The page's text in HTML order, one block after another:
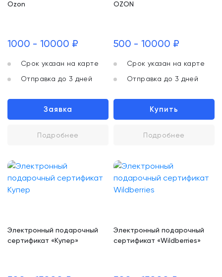
Ozon
1000 - 10000 ₽
Срок указан на карте
Отправка до 3 дней
Заявка
Подробнее
OZON
500 - 10000 ₽
Срок указан на карте
Отправка до 3 дней
Купить
Подробнее
Электронный подарочный
сертификат «Купер»
Электронный подарочный
сертификат «Wildberries»